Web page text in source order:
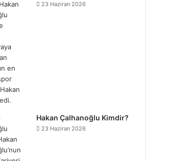
23 Haziran 2026
Hakan Çalhanoğlu Kimdir?
23 Haziran 2026